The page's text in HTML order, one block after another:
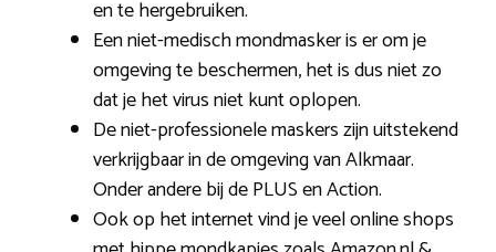
en te hergebruiken.
Een niet-medisch mondmasker is er om je
omgeving te beschermen, het is dus niet zo
dat je het virus niet kunt oplopen.
De niet-professionele maskers zijn uitstekend
verkrijgbaar in de omgeving van Alkmaar.
Onder andere bij de PLUS en Action.
Ook op het internet vind je veel online shops